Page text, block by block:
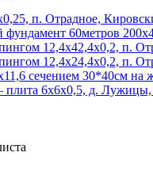
п. Отрадное,
60метров
12,4х42,4х0,2, п.
12,4х24,4х0,2, п.
сечением 30*40см на
6х6х0,5, д.